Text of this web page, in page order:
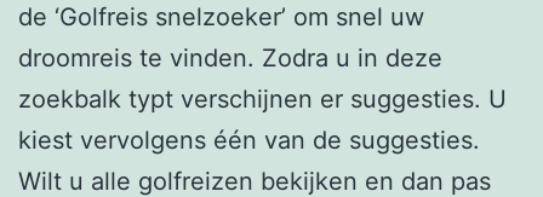
de ‘Golfreis snelzoeker’ om snel uw
droomreis te vinden. Zodra u in deze
zoekbalk typt verschijnen er suggesties. U
kiest vervolgens één van de suggesties.
Wilt u alle golfreizen bekijken en dan pas